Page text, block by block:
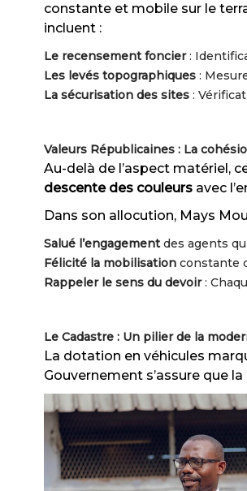
constante et mobile sur le
incluent :
Le recensement foncier:
Les levés topographiques:
La sécurisation des sites:
Valeurs Républicaines : La
Au-delà de l’aspect matériel,
descente des couleursavec
Dans son allocution, Mays
Salué l’engagementdes agents
Félicité la mobilisationconstante
Rappeler le sens du devoir:
Le Cadastre : Un pilier de la
La dotation en véhicules
Gouvernement s’assure que